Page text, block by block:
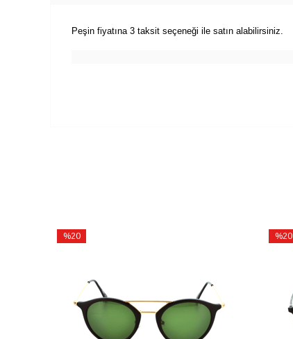
Peşin fiyatına 3 taksit seçeneği ile satın alabilirsiniz.
%20
%20